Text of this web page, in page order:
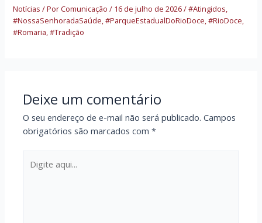
Notícias / PorComunicação/ 16 de julho de 2026/#Atingidos,
#NossaSenhoradaSaúde,#ParqueEstadualDoRioDoce,#RioDoce,
#Romaria,#Tradição
Deixe um comentário
O seu endereço de e-mail não será publicado. Campos
obrigatórios são marcados com*
aqui...